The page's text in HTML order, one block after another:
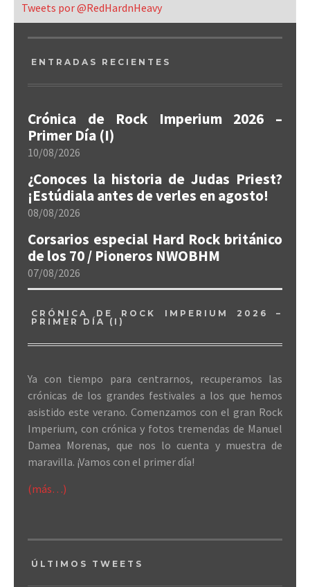
Tweets por @RedHardnHeavy
ENTRADAS RECIENTES
Crónica de Rock Imperium 2026 –
Primer Día (I)
10/08/2026
¿Conoces la historia de Judas Priest?
¡Estúdiala antes de verles en agosto!
08/08/2026
Corsarios especial Hard Rock británico
de los 70 / Pioneros NWOBHM
07/08/2026
CRÓNICA DE ROCK IMPERIUM 2026 –
PRIMER DÍA (I)
Ya con tiempo para centrarnos, recuperamos las
crónicas de los grandes festivales a los que hemos
asistido este verano. Comenzamos con el gran Rock
Imperium, con crónica y fotos tremendas de Manuel
Damea Morenas, que nos lo cuenta y muestra de
maravilla. ¡Vamos con el primer día!
(más…)
ÚLTIMOS TWEETS